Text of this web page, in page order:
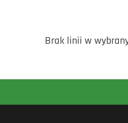
Brak linii w